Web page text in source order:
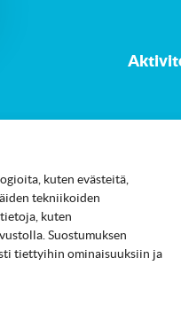
kuten evästeitä,
tekniikoiden
kuten
Suostumuksen
tiettyihin ominaisuuksiin ja